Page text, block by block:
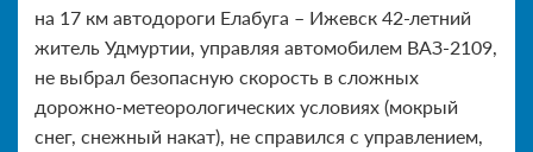
на 17 км автодороги Елабуга – Ижевск 42-летний
житель Удмуртии, управляя автомобилем ВАЗ-2109,
не выбрал безопасную скорость в сложных
дорожно-метеорологических условиях (мокрый
снег, снежный накат), не справился с управлением,